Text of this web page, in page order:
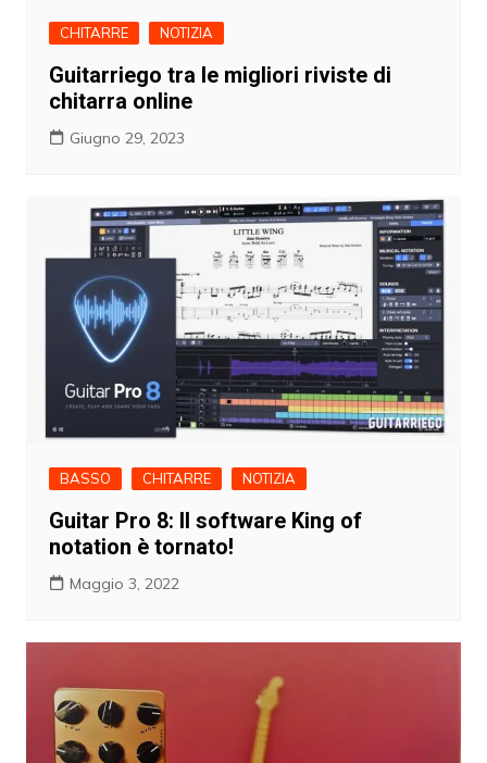
CHITARRE NOTIZIA
Guitarriego tra le migliori riviste di
chitarra online
Giugno 29, 2023
BASSO CHITARRE NOTIZIA
Guitar Pro 8: Il software King of
notation è tornato!
Maggio 3, 2022